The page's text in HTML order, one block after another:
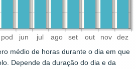
pod jun jul ago set out nov dez
médio de horas durante o dia em que
Depende da duração do dia e da